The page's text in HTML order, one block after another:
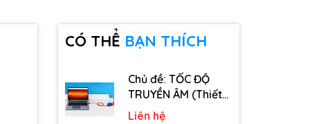
CÓ THỂ BẠN THÍCH
Chủ đề: TỐC ĐỘ
TRUYỀN ÂM (Thiết
bị, dụng cụ, vật tư
Liên hệ